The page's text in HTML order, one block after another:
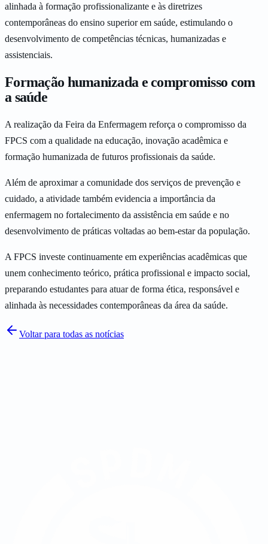
alinhada à formação profissionalizante e às diretrizes
contemporâneas do ensino superior em saúde, estimulando o
desenvolvimento de competências técnicas, humanizadas e
assistenciais.
Formação humanizada e compromisso com
a saúde
A realização da Feira da Enfermagem reforça o compromisso da
FPCS com a qualidade na educação, inovação acadêmica e
formação humanizada de futuros profissionais da saúde.
Além de aproximar a comunidade dos serviços de prevenção e
cuidado, a atividade também evidencia a importância da
enfermagem no fortalecimento da assistência em saúde e no
desenvolvimento de práticas voltadas ao bem-estar da população.
A FPCS investe continuamente em experiências acadêmicas que
unem conhecimento teórico, prática profissional e impacto social,
preparando estudantes para atuar de forma ética, responsável e
alinhada às necessidades contemporâneas da área da saúde.
Voltar para todas as notícias